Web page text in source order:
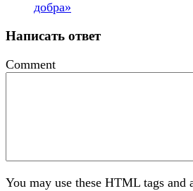
добра»
Написать ответ
Comment
You may use these HTML tags and